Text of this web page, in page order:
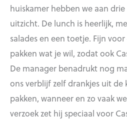
huiskamer hebben we aan
uitzicht. De lunch is heerlijk,
salades en een toetje. Fijn
pakken wat je wil, zodat ook
De manager benadrukt nog
ons verblijf zelf drankjes uit de
pakken, wanneer en zo vaak
verzoek zet hij speciaal voor